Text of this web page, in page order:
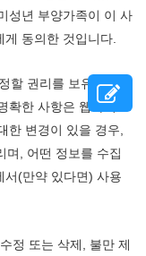
성년 부양가족이 이 사
동의한 것입니다.
할 권리를 보유하니,
한 사항은 웹사이트
한 변경이 있을 경우,
며, 어떤 정보를 수집
서(만약 있다면) 사용
정 또는 삭제, 불만 제